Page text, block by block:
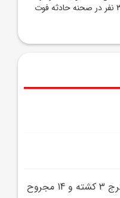
محل درمان سرپايي شد و متأسفانه 3 نفر در صحنه حادثه فوت
تصادف مرگبار اتوبان تهران–کرج 3 کشته و 14 مجروح